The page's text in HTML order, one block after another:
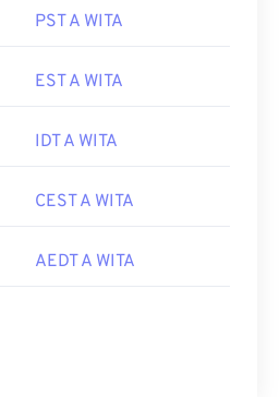
PST A WITA
EST A WITA
IDT A WITA
CEST A WITA
AEDT A WITA